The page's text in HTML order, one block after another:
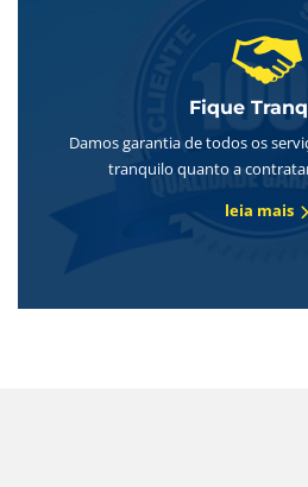
Fique
Damos garantia de todos os
tranquilo quanto a
leia mais